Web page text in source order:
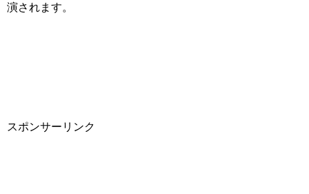
演されます。
スポンサーリンク